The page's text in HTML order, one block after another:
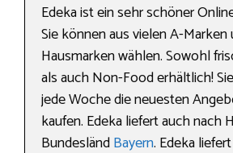
Edeka ist ein sehr schöner
Sie können aus vielen A-Marken
Hausmarken wählen. Sowohl
als auch Non-Food erhältlich!
jede Woche die neuesten
kaufen. Edeka liefert auch nach
BundesländBayern. Edeka